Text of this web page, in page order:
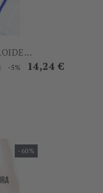
-5% Prezzo
14,24 €
-60%